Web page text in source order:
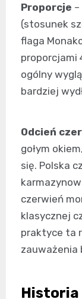
Proporcje
(stosunek
flaga
proporcjami
ogólny
bardziej
Odcień
gołym
się. Polska
czerwień
klasycznej
praktyce ta
zauważenia
Historia